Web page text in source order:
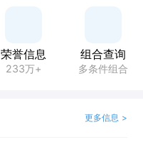
荣誉信息
233万+
组合查询
多条件组合
更多信息 >